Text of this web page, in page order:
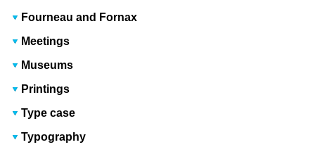
Fourneau and Fornax
Meetings
Museums
Printings
Type case
Typography